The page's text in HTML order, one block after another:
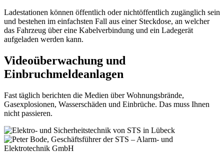
Ladestationen können öffentlich oder nichtöffentlich zugänglich sein
und bestehen im einfachsten Fall aus einer Steckdose, an welcher
das Fahrzeug über eine Kabelverbindung und ein Ladegerät
aufgeladen werden kann.
Videoüberwachung und
Einbruchmeldeanlagen
Fast täglich berichten die Medien über Wohnungsbrände,
Gasexplosionen, Wasserschäden und Einbrüche. Das muss Ihnen
nicht passieren.